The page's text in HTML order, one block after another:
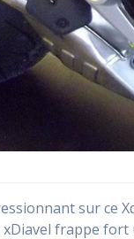
sur ce
xDiavel frappe